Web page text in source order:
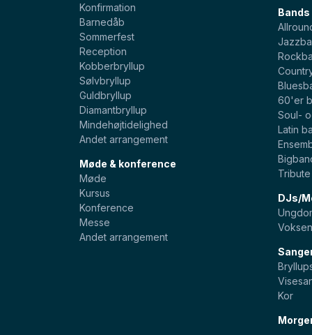
Konfirmation
Barnedåb
Sommerfest
Reception
Kobberbryllup
Sølvbryllup
Guldbryllup
Diamantbryllup
Mindehøjtidelighed
Andet arrangement
Møde & konference
Møde
Kursus
Konference
Messe
Andet arrangement
Bands
60'er
Soul-
Latin
DJs/
Kor